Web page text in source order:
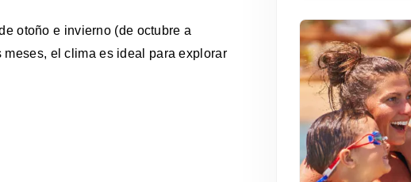
otoño e invierno (de octubre a
el clima es ideal para explorar